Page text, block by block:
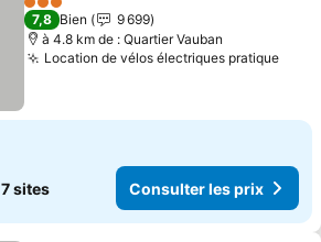
3 Étoiles
7,8 Bien
9 699
à 4.8 km de : Quartier Vauban
Location de vélos électriques pratique
7 sites Consulter les prix